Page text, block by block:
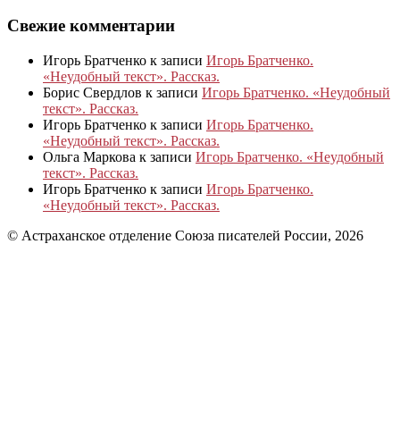
Свежие комментарии
Игорь Братченко к записи Игорь Братченко.
«Неудобный текст». Рассказ.
Борис Свердлов к записи Игорь Братченко. «Неудобный
текст». Рассказ.
Игорь Братченко к записи Игорь Братченко.
«Неудобный текст». Рассказ.
Ольга Маркова к записи Игорь Братченко. «Неудобный
текст». Рассказ.
Игорь Братченко к записи Игорь Братченко.
«Неудобный текст». Рассказ.
© Астраханское отделение Союза писателей России, 2026